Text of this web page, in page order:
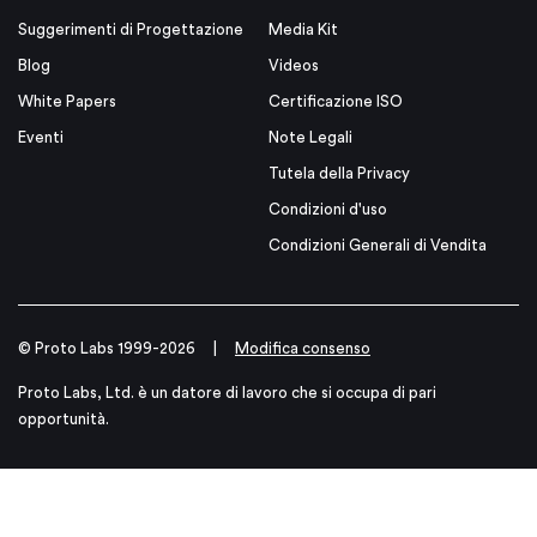
Suggerimenti di Progettazione
Blog
White Papers
Eventi
Media Kit
Videos
Certificazione ISO
Note Legali
Tutela della Privacy
Condizioni d'uso
Condizioni Generali di Vendita
© Proto Labs 1999-2026 Modifica consenso
Proto Labs, Ltd. è un datore di lavoro che si occupa di pari
opportunità.